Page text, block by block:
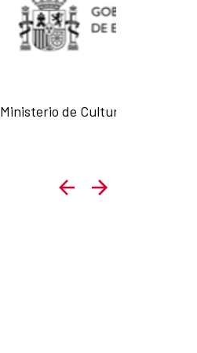
Ministerio de Cultura